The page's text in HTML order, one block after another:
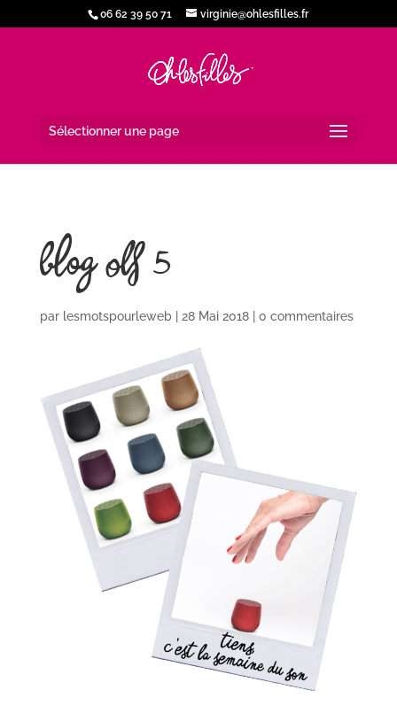
06 62 39 50 71 virginie@ohlesfilles.fr
Sélectionner une page
blog OLF 5
par lesmotspourleweb| 28 Mai 2018| 0 commentaires